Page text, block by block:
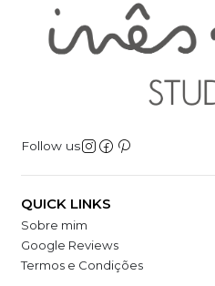
Follow us
QUICK LINKS
Sobre mim
Google Reviews
Termos e Condições